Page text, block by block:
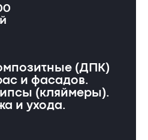
(ДПК)
и фасадов.
(кляймеры).
и ухода.